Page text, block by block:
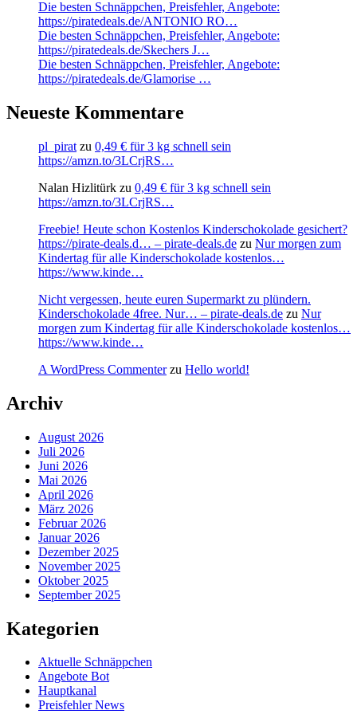
Die besten Schnäppchen, Preisfehler, Angebote:
https://piratedeals.de/ANTONIO RO…
Die besten Schnäppchen, Preisfehler, Angebote:
https://piratedeals.de/Skechers J…
Die besten Schnäppchen, Preisfehler, Angebote:
https://piratedeals.de/Glamorise …
Neueste Kommentare
pl_pirat zu 0,49 € für 3 kg schnell sein
https://amzn.to/3LCrjRS…
Nalan Hizlitürk zu 0,49 € für 3 kg schnell sein
https://amzn.to/3LCrjRS…
Freebie! Heute schon Kostenlos Kinderschokolade gesichert?
https://pirate-deals.d… – pirate-deals.de zu Nur morgen zum
Kindertag für alle Kinderschokolade kostenlos…
https://www.kinde…
Nicht vergessen, heute euren Supermarkt zu plündern.
Kinderschokolade 4free. Nur… – pirate-deals.de zu Nur
morgen zum Kindertag für alle Kinderschokolade kostenlos…
https://www.kinde…
A WordPress Commenterzu Hello world!
Archiv
August 2026
Juli 2026
Juni 2026
Mai 2026
April 2026
März 2026
Februar 2026
Januar 2026
Dezember 2025
November 2025
Oktober 2025
September 2025
Kategorien
Aktuelle Schnäppchen
Angebote Bot
Hauptkanal
Preisfehler News